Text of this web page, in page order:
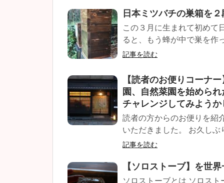
日本ミツバチの巣箱を
この３月に生まれて初めて
ると、もう蜂が中で巣を作
記事を読む
【読者のお便りコーナ
園、自然菜園を始めら
チャレンジしてみようか
読者の方からのお便りを紹
いただきました。 お久し
記事を読む
【ソロストーブ】を世
ソロストーブとは ソロス